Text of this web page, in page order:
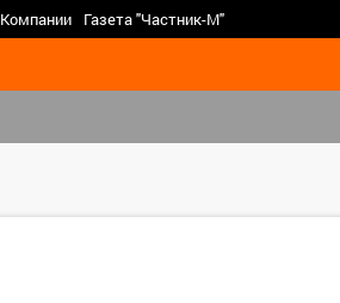
Компании Газета "Частник-М"
>